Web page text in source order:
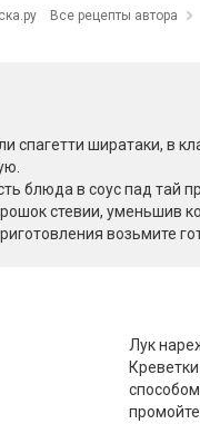
Все рецепты автора
спагетти ширатаки, в
блюда в соус пад тай
стевии, уменьшив
возьмите
Лук